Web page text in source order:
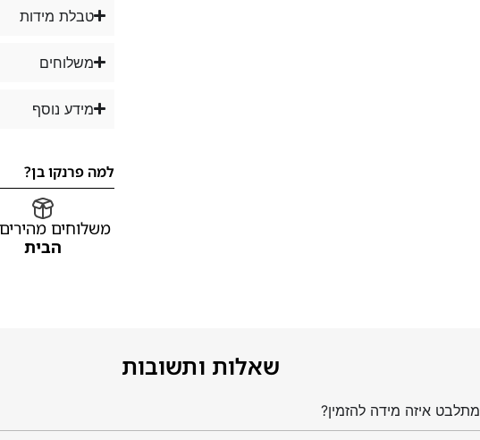
טבלת מידות
משלוחים
מידע נוסף
למה פרנקו בן?
משלוחים
הבית
שאלות ותשובות
מתלבט איזה מידה להזמין?